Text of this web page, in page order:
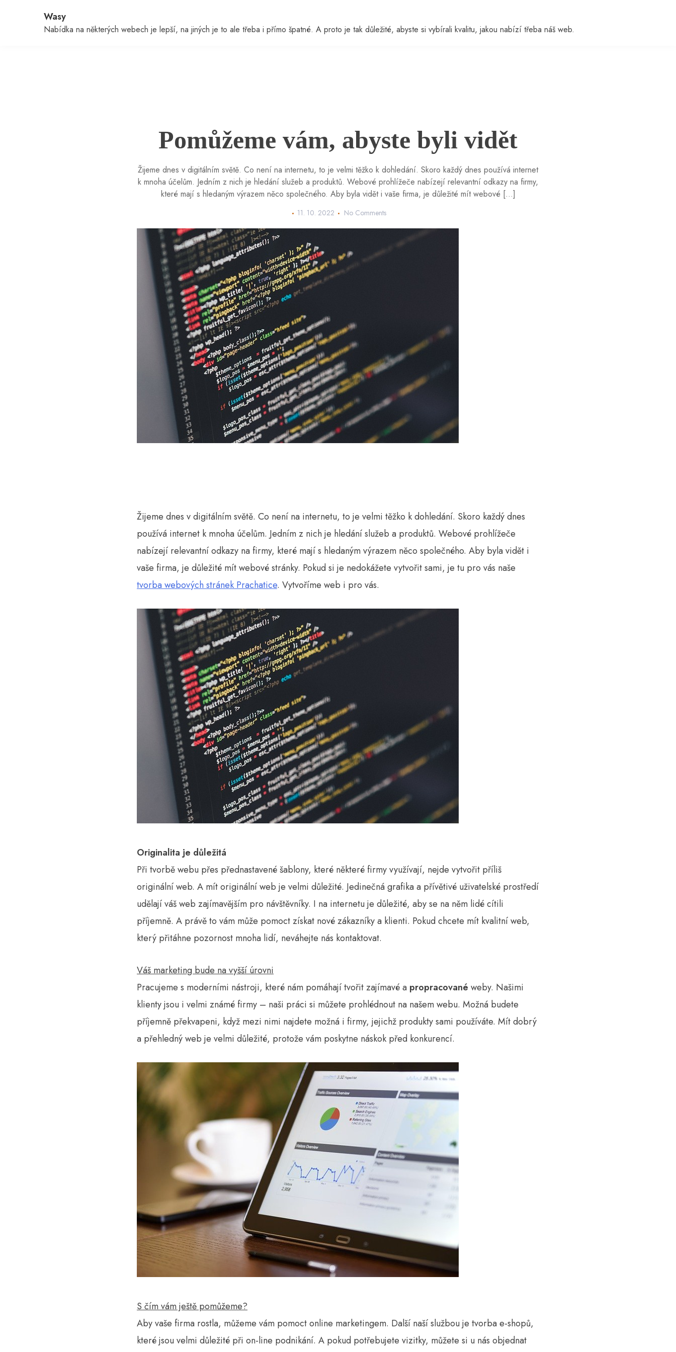
Wasy
Nabídka na některých webech je lepší, na jiných je to ale třeba i přímo špatné. A proto je tak důležité, abyste si vybírali kvalitu, jakou nabízí třeba náš web.
Pomůžeme vám, abyste byli vidět
Žijeme dnes v digitálním světě. Co není na internetu, to je velmi těžko k dohledání. Skoro každý dnes používá internet
k mnoha účelům. Jedním z nich je hledání služeb a produktů. Webové prohlížeče nabízejí relevantní odkazy na firmy,
které mají s hledaným výrazem něco společného. Aby byla vidět i vaše firma, je důležité mít webové […]
11. 10. 2022 No Comments
Žijeme dnes v digitálním světě. Co není na internetu, to je velmi těžko k dohledání. Skoro každý dnes
používá internet k mnoha účelům. Jedním z nich je hledání služeb a produktů. Webové prohlížeče
nabízejí relevantní odkazy na firmy, které mají s hledaným výrazem něco společného. Aby byla vidět i
vaše firma, je důležité mít webové stránky. Pokud si je nedokážete vytvořit sami, je tu pro vás naše
tvorba webových stránek Prachatice. Vytvoříme web i pro vás.
Originalita je důležitá
Při tvorbě webu přes přednastavené šablony, které některé firmy využívají, nejde vytvořit příliš
originální web. A mít originální web je velmi důležité. Jedinečná grafika a přívětivé uživatelské prostředí
udělají váš web zajímavějším pro návštěvníky. I na internetu je důležité, aby se na něm lidé cítili
příjemně. A právě to vám může pomoct získat nové zákazníky a klienti. Pokud chcete mít kvalitní web,
který přitáhne pozornost mnoha lidí, neváhejte nás kontaktovat.
Váš marketing bude na vyšší úrovni
Pracujeme s moderními nástroji, které nám pomáhají tvořit zajímavé a propracované weby. Našimi
klienty jsou i velmi známé firmy – naši práci si můžete prohlédnout na našem webu. Možná budete
příjemně překvapeni, když mezi nimi najdete možná i firmy, jejichž produkty sami používáte. Mít dobrý
a přehledný web je velmi důležité, protože vám poskytne náskok před konkurencí.
S čím vám ještě pomůžeme?
Aby vaše firma rostla, můžeme vám pomoct online marketingem. Další naší službou je tvorba e-shopů,
které jsou velmi důležité při on-line podnikání. A pokud potřebujete vizitky, můžete si u nás objednat